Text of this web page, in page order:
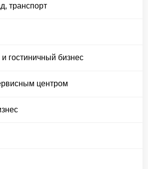
транспорт
и гостиничный бизнес
центром